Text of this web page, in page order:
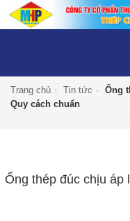
Trang chủ › Tin tức › Ống
Quy cách chuẩn
Ống thép đúc chịu áp